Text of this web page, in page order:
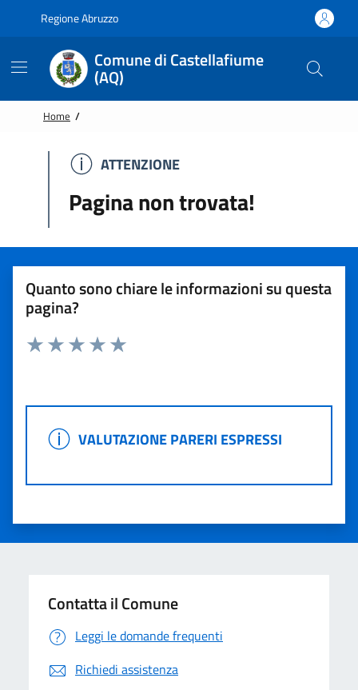
Regione Abruzzo
Comune di Castellafiume
(AQ)
Home /
ATTENZIONE
ATTENZIONE
Pagina non trovata!
Quanto sono chiare le informazioni su questa
pagina?
Rating:
VALUTAZIONE PARERI ESPRESSI
VALUTAZIONE PARERI ESPRESSI
Contatta il Comune
Leggi le domande frequenti
Richiedi assistenza